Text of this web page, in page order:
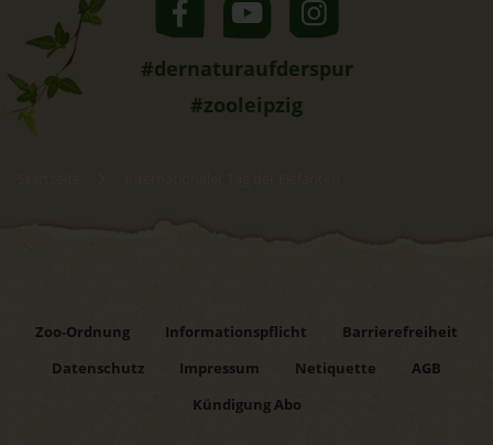
#dernaturaufderspur
#zooleipzig
Zoo-Ordnung Informationspflicht
Barrierefreiheit
Datenschutz
Impressum Netiquette
AGB
Kündigung Abo